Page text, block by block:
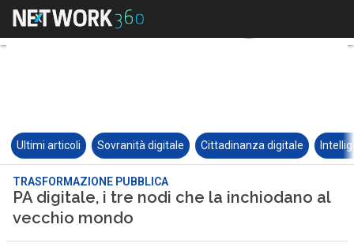
Ultimi articoli Sovranità digitale Cittadinanza digitale
TRASFORMAZIONE PUBBLICA
PA digitale, i tre nodi che la inchiodano al
vecchio mondo